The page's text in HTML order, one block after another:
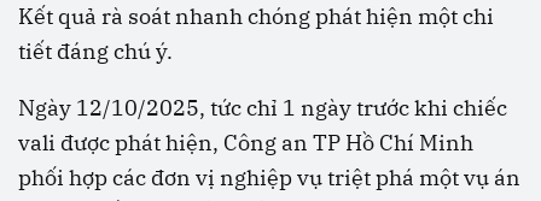
Kết quả rà soát nhanh chóng phát hiện một chi
tiết đáng chú ý.
Ngày 12/10/2025, tức chỉ 1 ngày trước khi chiếc
vali được phát hiện, Công an TP Hồ Chí Minh
phối hợp các đơn vị nghiệp vụ triệt phá một vụ án